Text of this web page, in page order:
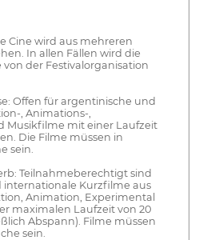
Cine wird aus mehreren
In allen Fällen wird die
von der Festivalorganisation
Offen für argentinische und
, Animations-,
Musikfilme mit einer Laufzeit
Die Filme müssen in
sein.
Teilnahmeberechtigt sind
Kurzfilme aus
Animation, Experimental
maximalen Laufzeit von 20
Abspann). Filme müssen
sein.